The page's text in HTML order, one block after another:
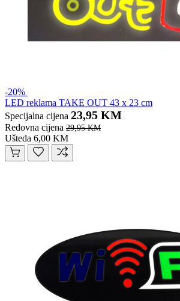
-20%
LED reklama TAKE OUT 43 x 23 cm
Specijalna cijena 23,95 KM
Redovna cijena 29,95 KM
Ušteda 6,00 KM